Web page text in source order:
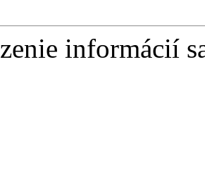
informácií